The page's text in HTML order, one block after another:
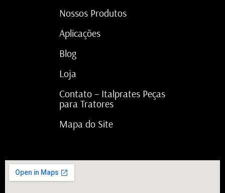
Nossos Produtos
Aplicações
Blog
Loja
Contato – Italprates Peças
para Tratores
Mapa do Site